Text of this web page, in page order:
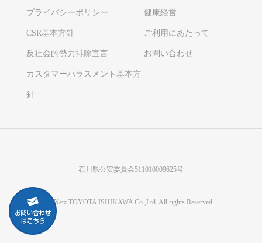
プライバシーポリシー 健康経営
CSR基本方針 ご利用にあたって
反社会的勢力排除宣言 お問い合わせ
カスタマーハラスメント基本方
針
石川県公安委員会511010009625号
©Netz TOYOTA ISHIKAWA Co.,Ltd. All rights Reserved.